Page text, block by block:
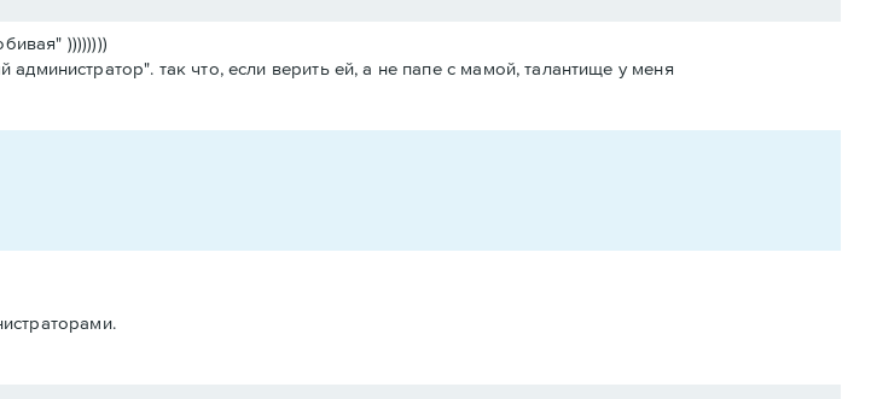
))))))))
так что, если верить ей, а не папе с мамой, талантище у меня